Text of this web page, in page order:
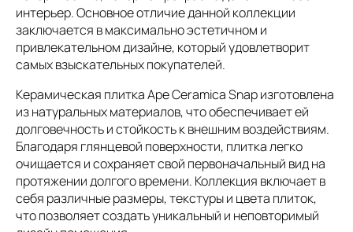
интерьер. Основное отличие данной коллекции
заключается в максимально эстетичном и
привлекательном дизайне, который удовлетворит
самых взыскательных покупателей.
Керамическая плитка Ape Ceramica Snap изготовлена
из натуральных материалов, что обеспечивает ей
долговечность и стойкость к внешним воздействиям.
Благодаря глянцевой поверхности, плитка легко
очищается и сохраняет свой первоначальный вид на
протяжении долгого времени. Коллекция включает в
себя различные размеры, текстуры и цвета плиток,
что позволяет создать уникальный и неповторимый